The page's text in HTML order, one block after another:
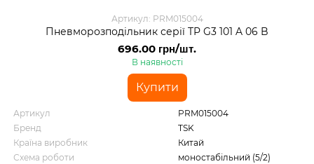
Артикул: PRM015004
Пневморозподільник серії TP G3 101 A 06 B
696.00 грн/шт.
В наявності
Купити
Артикул
PRM015004
Бренд
TSK
Країна виробник
Китай
Схема роботи
моностабільний (5/2)